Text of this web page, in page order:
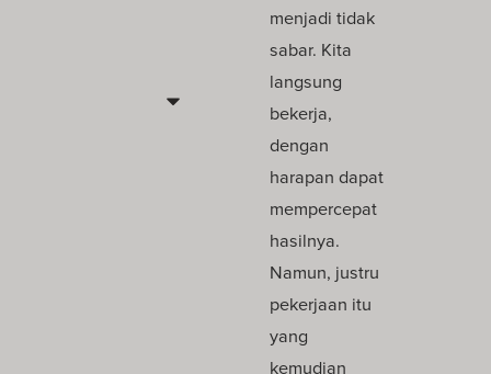
menjadi tidak
sabar. Kita
langsung
bekerja,
dengan
harapan dapat
mempercepat
hasilnya.
Namun, justru
pekerjaan itu
yang
kemudian